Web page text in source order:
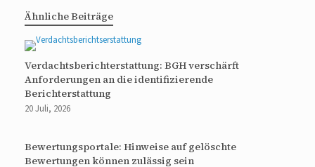
Ähnliche Beiträge
Verdachtsberichterstattung: BGH verschärft
Anforderungen an die identifizierende
Berichterstattung
20 Juli, 2026
Bewertungsportale: Hinweise auf gelöschte
Bewertungen können zulässig sein